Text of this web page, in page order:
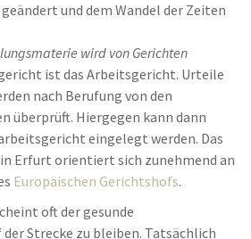
und dem Wandel der Zeiten
wird von Gerichten
ist das Arbeitsgericht. Urteile
nach Berufung von den
überprüft. Hiergegen kann dann
eingelegt werden. Das
Erfurt orientiert sich zunehmend an
Europäischen Gerichtshofs.
oft der gesunde
Strecke zu bleiben. Tatsächlich